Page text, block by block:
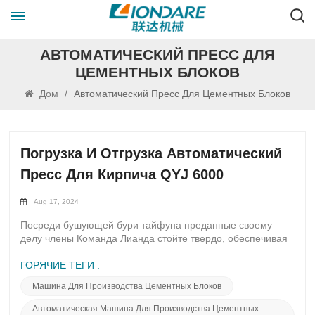
АВТОМАТИЧЕСКИЙ ПРЕСС ДЛЯ
ЦЕМЕНТНЫХ БЛОКОВ
Дом / Автоматический Пресс Для Цементных Блоков
Погрузка И Отгрузка Автоматический
Пресс Для Кирпича QYJ 6000
Aug 17, 2024
Посреди бушующей бури тайфуна преданные своему
делу члены Команда Лианда стойте твердо, обеспечивая
кирпича. Персонал Lianda с непоколебимой
удовлетворения потребностей клиентов и понимания их
желаний». Несмотря на яростный ветер и
ГОРЯЧИЕ ТЕГИ :
Машина Для Производства Цементных Блоков
Автоматическая Машина Для Производства Цементных